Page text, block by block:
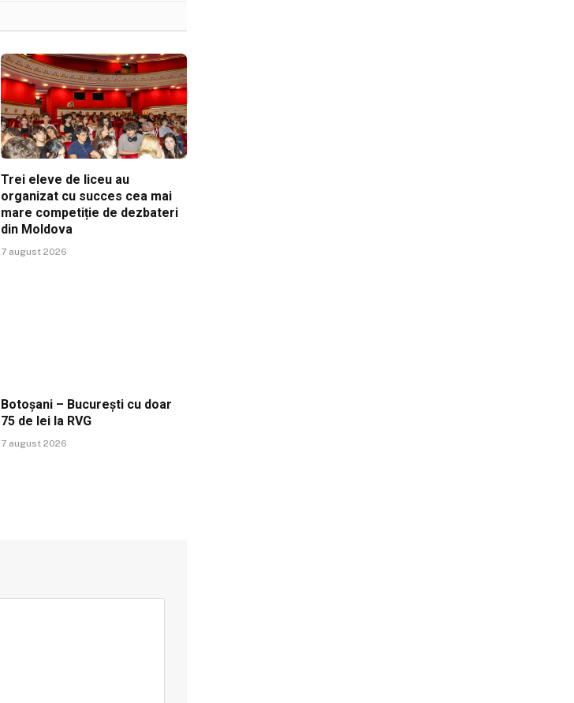
Trei eleve de liceu au
organizat cu succes cea mai
mare competiție de dezbateri
din Moldova
7 august 2026
Botoșani – București cu doar
75 de lei la RVG
7 august 2026